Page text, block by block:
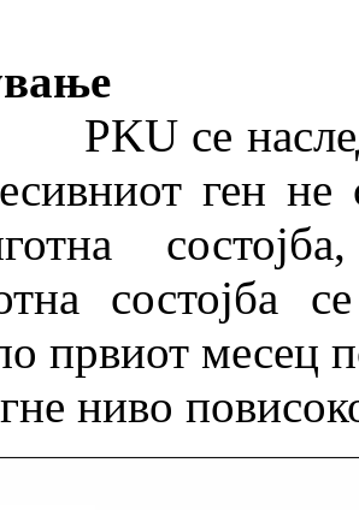
наследува
ген не
состојба
првиот месец
ниво